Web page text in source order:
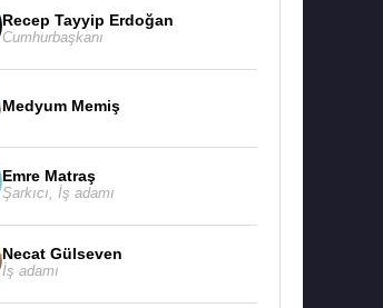
Recep Tayyip Erdoğan
Cumhurbaşkanı
Medyum Memiş
Emre Matraş
Şarkıcı İş adamı
Necat Gülseven
İş adamı